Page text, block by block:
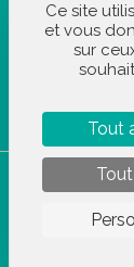
Ce site
et vous
sur
Tout